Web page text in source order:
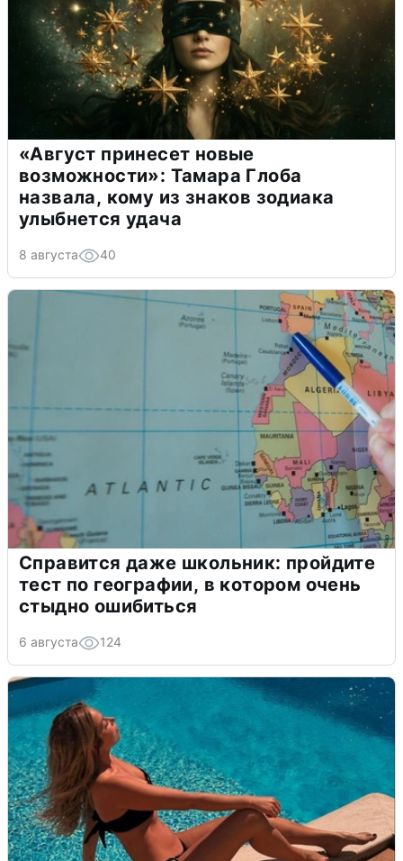
«Август принесет новые
возможности»: Тамара Глоба
назвала, кому из знаков зодиака
улыбнется удача
8 августа 40
Справится даже школьник: пройдите
тест по географии, в котором очень
стыдно ошибиться
6 августа 124